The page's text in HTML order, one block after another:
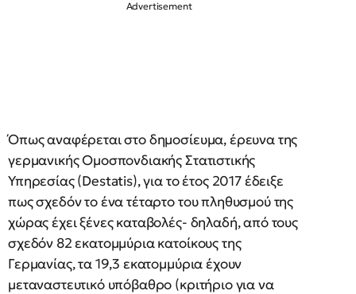
Όπως αναφέρεται στο δημοσίευμα, έρευνα της
γερμανικής Ομοσπονδιακής Στατιστικής
Υπηρεσίας (Destatis), για το έτος 2017 έδειξε
πως σχεδόν το ένα τέταρτο του πληθυσμού της
χώρας έχει ξένες καταβολές- δηλαδή, από τους
σχεδόν 82 εκατομμύρια κατοίκους της
Γερμανίας, τα 19,3 εκατομμύρια έχουν
μεταναστευτικό υπόβαθρο (κριτήριο για να